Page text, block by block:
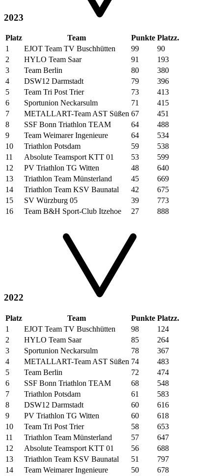
2023
Platz Team Punkte Platzz.
1
EJOT Team TV Buschhütten 99
90
2
HYLO Team Saar 91
193
3
Team Berlin 80
380
4
DSW12 Darmstadt 79
396
5
Team Tri Post Trier 73
413
6
Sportunion Neckarsulm 71
415
7
METALLART-Team AST Süßen 67
451
8
SSF Bonn Triathlon TEAM 64
488
9
Team Weimarer Ingenieure 64
534
10
Triathlon Potsdam 59
538
11
Absolute Teamsport KTT 01 53
599
12
PV Triathlon TG Witten 48
640
13
Triathlon Team Münsterland 45
669
14
Triathlon Team KSV Baunatal 42
675
15
SV Würzburg 05 39
773
16
Team B&H Sport-Club Itzehoe 27 888
2022
Platz Team Punkte Platzz.
1
EJOT Team TV Buschhütten 98
124
2
HYLO Team Saar 85
264
3
Sportunion Neckarsulm 78
367
4
METALLART-Team AST Süßen 74
483
5
Team Berlin 72
474
6
SSF Bonn Triathlon TEAM 68
548
7
Triathlon Potsdam 61
583
8
DSW12 Darmstadt 60
616
9
PV Triathlon TG Witten 60
618
10
Team Tri Post Trier 58
653
11
Triathlon Team Münsterland 57
647
12
Absolute Teamsport KTT 01 56
688
13
Triathlon Team KSV Baunatal 51
797
14
Team Weimarer Ingenieure 50
678